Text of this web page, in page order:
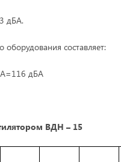
дБА.
составляет:
дБА
ВДН – 15